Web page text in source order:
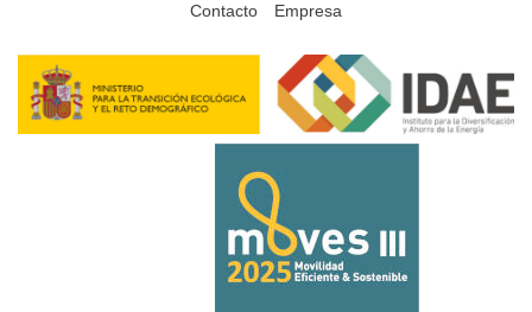
Contacto
Empresa